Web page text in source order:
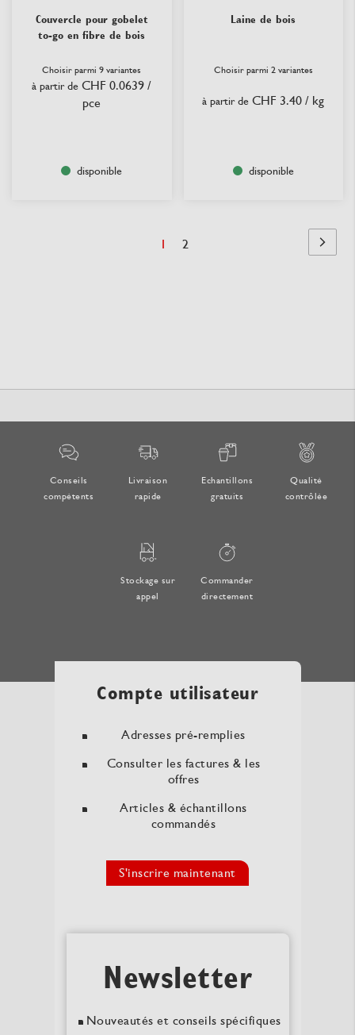
Couvercle pour gobelet
to-go en fibre de bois
Choisir parmi 9 variantes
à partir de CHF 0.0639 /
pce
disponible
Laine de bois
Choisir parmi 2 variantes
à partir de CHF 3.40 / kg
disponible
Vous
1 Page
2
Page
Suivant
Conseils
compétents
Livraison
rapide
Echantillons
gratuits
Qualité
contrôlée
Stockage sur
appel
Commander
directement
Newsletter
Nouveautés et conseils spécifiques
Compte utilisateur
Adresses pré-remplies
Consulter les factures & les
offres
Articles & échantillons
commandés
S'inscrire maintenant